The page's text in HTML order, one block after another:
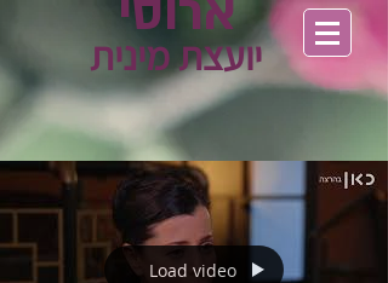
ארוסי
יועצת מינית
Load video